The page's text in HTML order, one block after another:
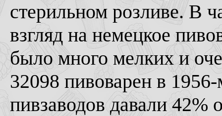
стерильном розливе. В
взгляд на немецкое
было много мелких и
32098 пивоварен в
пивзаводов давали